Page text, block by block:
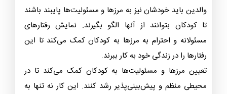
والدین باید خودشان نیز به مرزها و مسئولیت‌ها پایبند باشند
تا کودکان بتوانند از آنها الگو بگیرند. نمایش رفتارهای
مسئولانه و احترام به مرزها به کودکان کمک می‌کند تا این
رفتارها را در زندگی خود به کار ببرند.
تعیین مرزها و مسئولیت‌ها به کودکان کمک می‌کند تا در
محیطی منظم و پیش‌بینی‌پذیر رشد کنند. این کار نه تنها به